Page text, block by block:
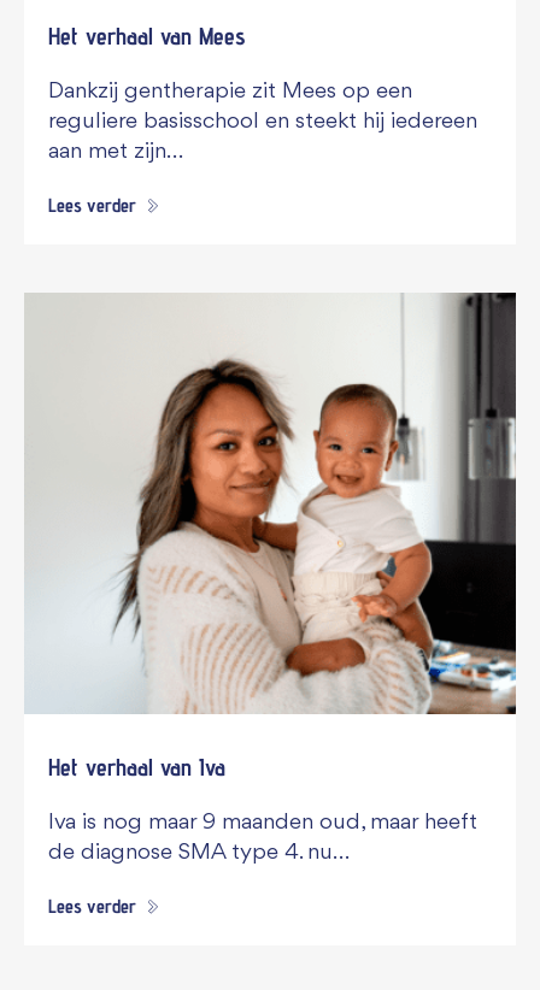
Het verhaal van Mees
Dankzij gentherapie zit Mees op een
reguliere basisschool en steekt hij iedereen
aan met zijn…
Lees verder
Het verhaal van Iva
Iva is nog maar 9 maanden oud, maar heeft
de diagnose SMA type 4. nu…
Lees verder